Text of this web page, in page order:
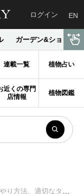
ログイン EN
ガーデン&ショップ
連載一覧 植物占い
近くの専門
店情報
植物図鑑
イミングと頻度で、根腐れを防ぎます